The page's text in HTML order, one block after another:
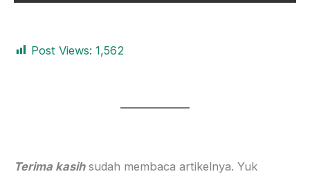
Post Views: 1,562
Terima kasihsudah membaca artikelnya. Yuk